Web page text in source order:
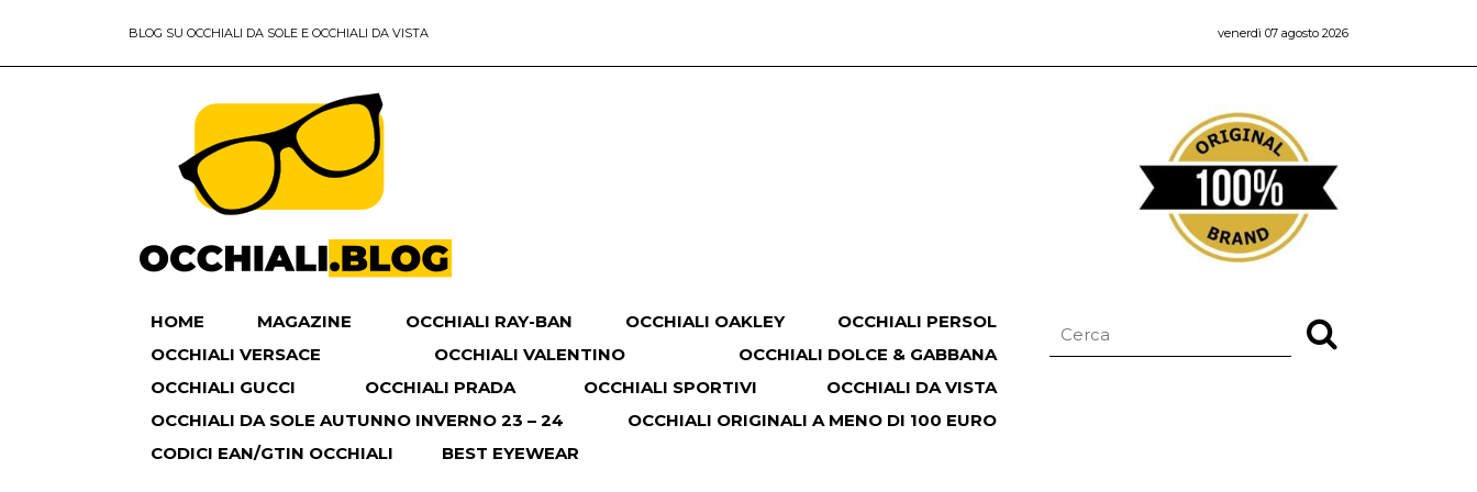
BLOG SU OCCHIALI DA SOLE E OCCHIALI DA VISTA venerdì 07 agosto 2026
HOME MAGAZINE OCCHIALI RAY-BAN OCCHIALI OAKLEY
OCCHIALI PERSOL
OCCHIALI VERSACE
OCCHIALI VALENTINO
OCCHIALI DOLCE & GABBANA
OCCHIALI GUCCI
OCCHIALI PRADA OCCHIALI SPORTIVI
OCCHIALI DA VISTA
OCCHIALI DA SOLE AUTUNNO INVERNO 23 – 24
OCCHIALI ORIGINALI A MENO DI 100 EURO
CODICI EAN/GTIN OCCHIALI
BEST EYEWEAR